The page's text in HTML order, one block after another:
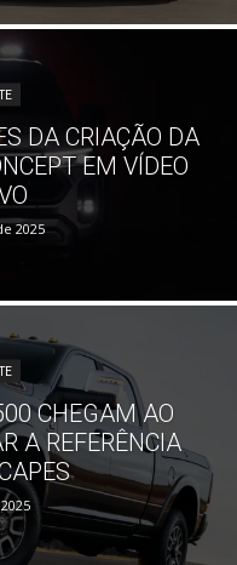
DA CRIAÇÃO DA
EM VÍDEO
2025
CHEGAM AO
A REFERÊNCIA